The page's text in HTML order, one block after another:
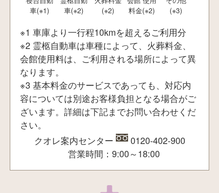
車(※1)
車(※2)
(※2)
料金(※2)
(※3)
※1 車庫より一行程10kmを超えるご利用分
※2 霊柩自動車は車種によって、火葬料金、
会館使用料は、ご利用される場所によって異
なります。
※3 基本料金のサービスであっても、対応内
容については別途お客様負担となる場合がご
ざいます。詳細は下記までお問い合わせくだ
さい。
クオレ案内センター
0120-402-900
営業時間：9:00～18:00